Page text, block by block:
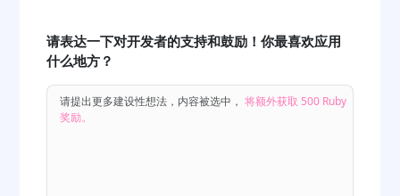
请表达一下对开发者的支持和鼓励！你最喜欢应用
什么地方？
请提出更多建设性想法，内容被选中， 将额外获取 500 Ruby
奖励。